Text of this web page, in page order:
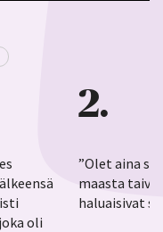
oli
2
”Olet aina
maasta
haluaisivat